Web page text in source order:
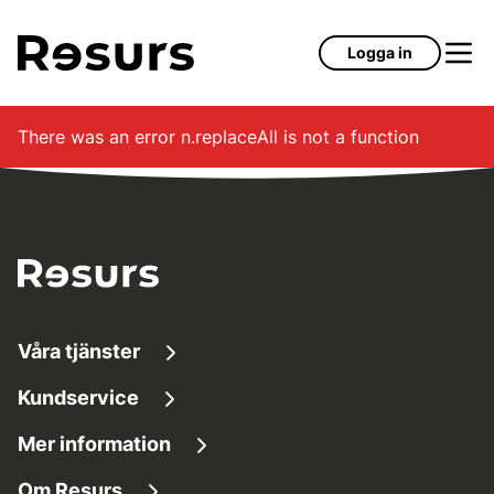
Logga in
There was an error n.replaceAll is not a function
Våra tjänster
Låna pengar
Sparkonton
Kundservice
Kundservice
Mer information